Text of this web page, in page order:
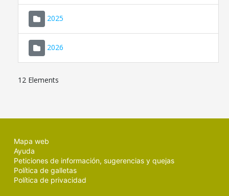
2025
2026
12 Elements
Mapa web
Ayuda
Peticiones de información, sugerencias y quejas
Política de galletas
Política de privacidad